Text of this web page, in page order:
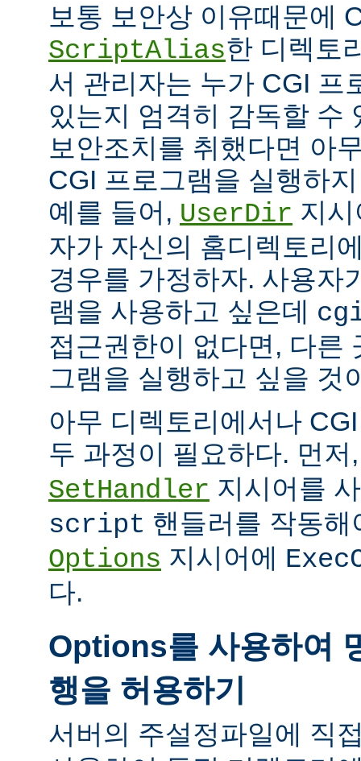
보통 보안상 이유때문에
ScriptAlias한 디렉토
서 관리자는 누가 CGI 프
있는지 엄격히 감독할 수
보안조치를 취했다면 아
CGI 프로그램을 실행하
예를 들어, UserDir 지
자가 자신의 홈디렉토리
경우를 가정하자. 사용자
램을 사용하고 싶은데
접근권한이 없다면, 다른
그램을 실행하고 싶을 것
아무 디렉토리에서나
두 과정이 필요하다. 먼
SetHandler 지시어를
script 핸들러를 작동
Options 지시어에
다.
Options를 사용하여
행을 허용하기
서버의 주설정파일에 직